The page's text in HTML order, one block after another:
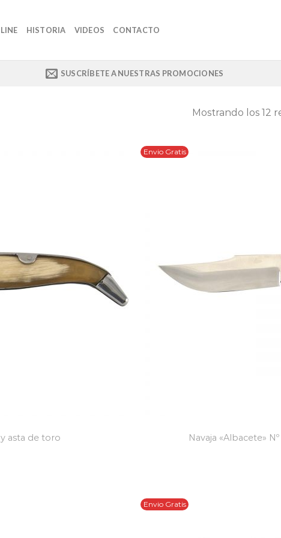
HISTORIA VIDEOS CONTACTO
SUSCRÍBETE A NUESTRAS PROMOCIONES
Mostrando los 12
y asta de toro
Envio Gratis
Navaja «Albacete»
Envio Gratis